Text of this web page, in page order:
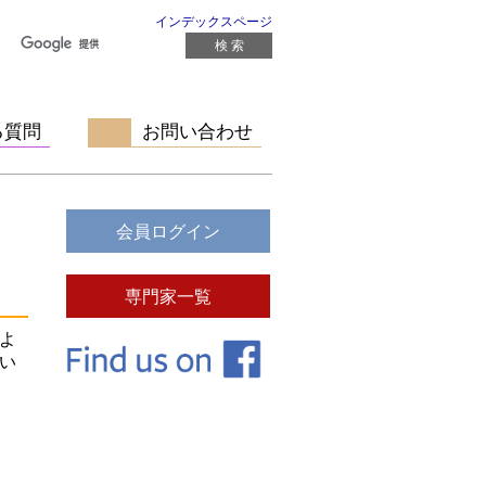
インデックスページ
問 お問い合わせ